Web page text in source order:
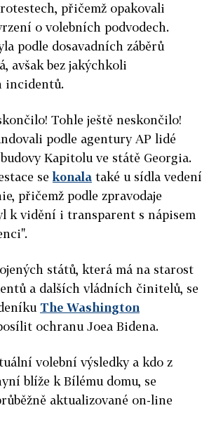
přičemž opakovali
o volebních podvodech.
podle dosavadních záběrů
avšak bez jakýchkoli
incidentů.
Tohle ještě neskončilo!
podle agentury AP lidé
Kapitolu ve státě Georgia.
sekonala také u sídla vedení
přičemž podle zpravodaje
k vidění i transparent s nápisem
států, která má na starost
a dalších vládních činitelů, se
The Washington
ochranu Joea Bidena.
volební výsledky a kdo z
blíže k Bílému domu, se
aktualizované on-line